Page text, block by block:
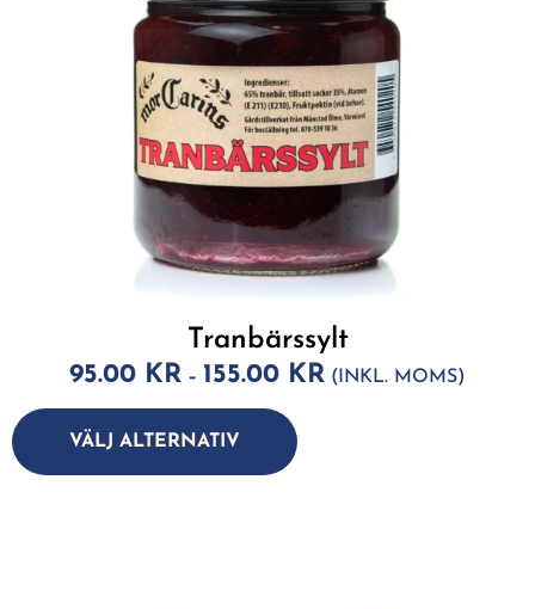
Tranbärssylt
95.00 KR – 155.00 KR (INKL. MOMS)
VÄLJ ALTERNATIV